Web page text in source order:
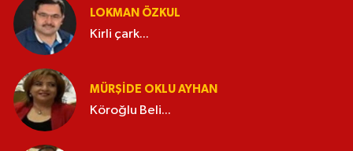
LOKMAN ÖZKUL
Kirli çark...
MÜRŞIDE OKLU AYHAN
Köroğlu Beli...